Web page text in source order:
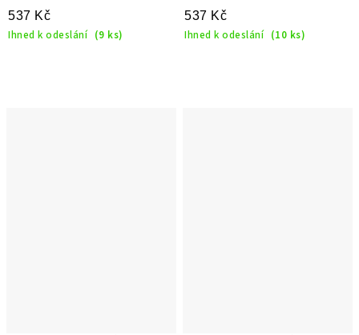
537 Kč
Ihned k odeslání (9 ks)
537 Kč
Ihned k odeslání (10 ks)